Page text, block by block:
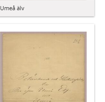
Umeå älv